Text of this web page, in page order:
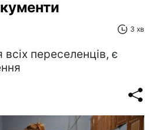
3 хв
всіх переселенців, є